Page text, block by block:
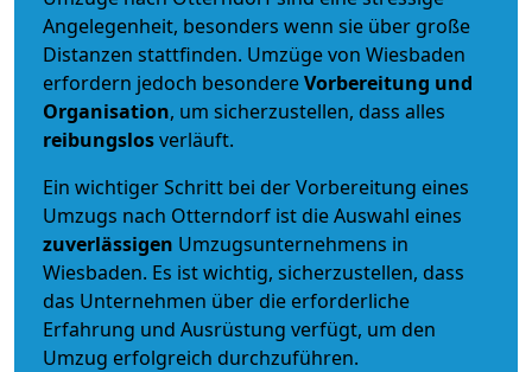
Angelegenheit, besonders wenn sie über große
Distanzen stattfinden. Umzüge von Wiesbaden
erfordern jedoch besondereVorbereitung und
Organisation, um sicherzustellen, dass alles
reibungslosverläuft.
Ein wichtiger Schritt bei der Vorbereitung eines
Umzugs nach Otterndorf ist die Auswahl eines
zuverlässigen Umzugsunternehmens in
Wiesbaden. Es ist wichtig, sicherzustellen, dass
das Unternehmen über die erforderliche
Erfahrung und Ausrüstung verfügt, um den
Umzug erfolgreich durchzuführen.